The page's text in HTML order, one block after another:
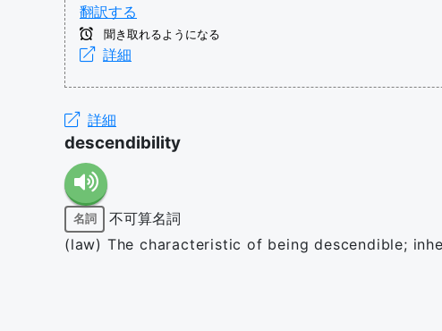
翻訳する
聞き取れるようになる
詳細
詳細
descendibility
名詞
不可算名詞
(law) The characteristic of being descendible;